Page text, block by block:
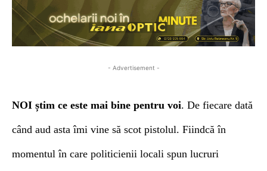
- Advertisement -
NOI știm ce este mai bine pentru voi. De fiecare dată
când aud asta îmi vine să scot pistolul. Fiindcă în
momentul în care politicienii locali spun lucruri